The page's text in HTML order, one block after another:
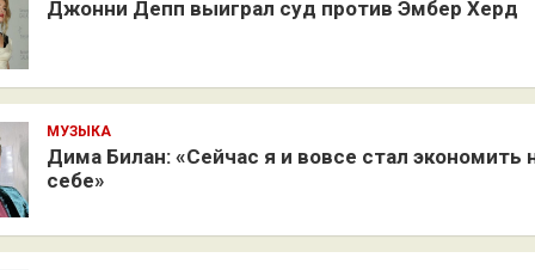
Джонни Депп выиграл суд против Эмбер Херд
МУЗЫКА
Дима Билан: «Сейчас я и вовсе стал экономить
себе»